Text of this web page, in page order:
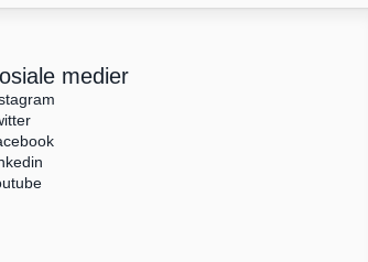
medier